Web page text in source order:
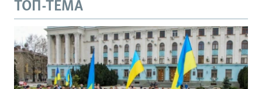
ТОП-ТЕМА